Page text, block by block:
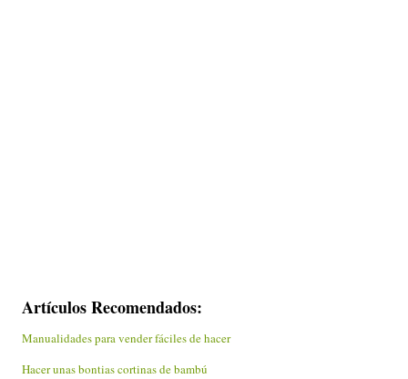
Artículos Recomendados:
Manualidades para vender fáciles de hacer
Hacer unas bontias cortinas de bambú